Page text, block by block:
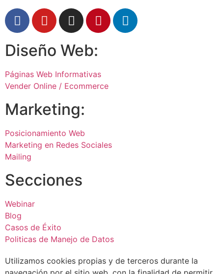
Diseño Web:
Páginas Web Informativas
Vender Online / Ecommerce
Marketing:
Posicionamiento Web
Marketing en Redes Sociales
Mailing
Secciones
Webinar
Blog
Casos de Éxito
Politicas de Manejo de Datos
Utilizamos cookies propias y de terceros durante la